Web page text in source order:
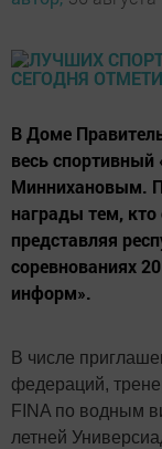
В Доме
весь спортивный
Миннихановым.
награды тем, кто
представляя
соревнованиях
информ».
В числе
федераций,
FINA по водным
летней